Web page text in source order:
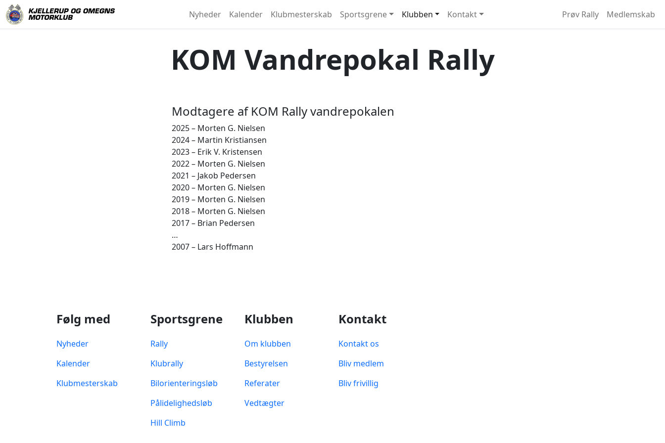
Nyheder Kalender Klubmesterskab Sportsgrene Klubben Kontakt Prøv Rally Medlemskab
KOM Vandrepokal Rally
Modtagere af KOM Rally vandrepokalen
2025 – Morten G. Nielsen
2024 – Martin Kristiansen
2023 – Erik V. Kristensen
2022 – Morten G. Nielsen
2021 – Jakob Pedersen
2020 – Morten G. Nielsen
2019 – Morten G. Nielsen
2018 – Morten G. Nielsen
2017 – Brian Pedersen
…
2007 – Lars Hoffmann
Følg med
Nyheder
Kalender
Klubmesterskab
Sportsgrene
Rally
Klubrally
Bilorienteringsløb
Pålidelighedsløb
Hill Climb
Klubben
Om klubben
Bestyrelsen
Referater
Vedtægter
Kontakt
Kontakt os
Bliv medlem
Bliv frivillig